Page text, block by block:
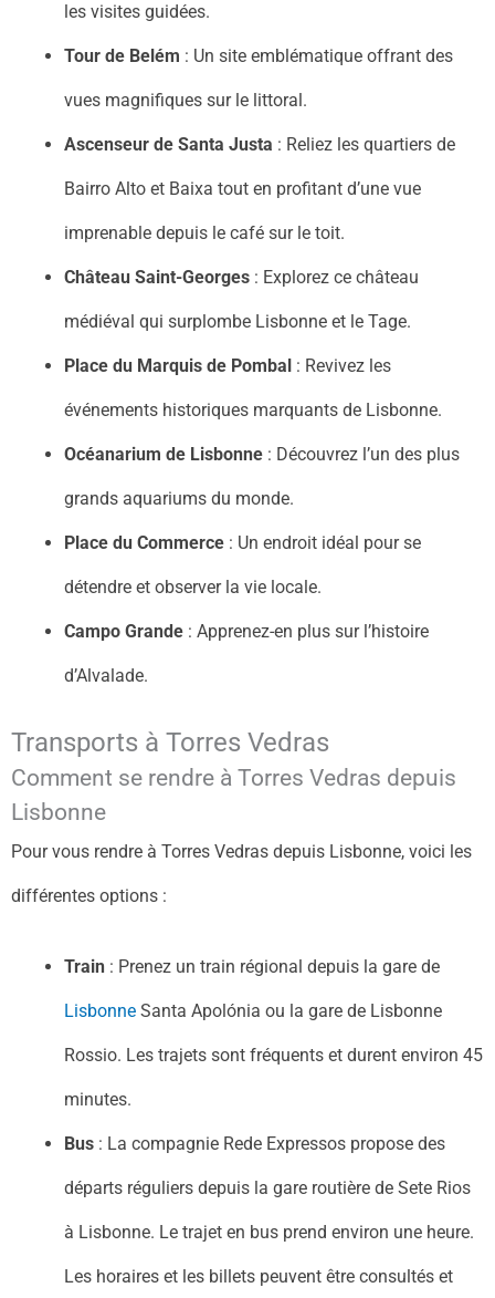
les visites guidées.
Tour de Belém : Un site emblématique offrant des
vues magnifiques sur le littoral.
Ascenseur de Santa Justa : Reliez les quartiers de
Bairro Alto et Baixa tout en profitant d’une vue
imprenable depuis le café sur le toit.
Château Saint-Georges : Explorez ce château
médiéval qui surplombe Lisbonne et le Tage.
Place du Marquis de Pombal : Revivez les
événements historiques marquants de Lisbonne.
Océanarium de Lisbonne : Découvrez l’un des plus
grands aquariums du monde.
Place du Commerce : Un endroit idéal pour se
détendre et observer la vie locale.
Campo Grande : Apprenez-en plus sur l’histoire
d’Alvalade.
Transports à Torres Vedras
Comment se rendre à Torres Vedras depuis
Lisbonne
Pour vous rendre à Torres Vedras depuis Lisbonne, voici les
différentes options :
Train : Prenez un train régional depuis la gare de
Lisbonne Santa Apolónia ou la gare de Lisbonne
Rossio. Les trajets sont fréquents et durent environ 45
minutes.
Bus : La compagnie Rede Expressos propose des
départs réguliers depuis la gare routière de Sete Rios
à Lisbonne. Le trajet en bus prend environ une heure.
Les horaires et les billets peuvent être consultés et